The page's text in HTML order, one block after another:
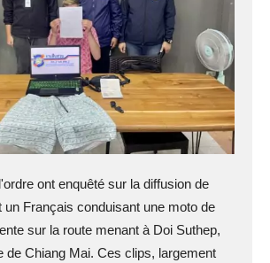
ont enquêté sur la diffusion de
un Français conduisant une moto de
sur la route menant à Doi Suthep,
de Chiang Mai. Ces clips, largement